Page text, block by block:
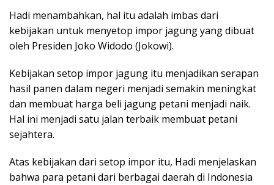
Hadi menambahkan, hal itu adalah imbas dari
kebijakan untuk menyetop impor jagung yang dibuat
oleh Presiden Joko Widodo (Jokowi).
Kebijakan setop impor jagung itu menjadikan serapan
hasil panen dalam negeri menjadi semakin meningkat
dan membuat harga beli jagung petani menjadi naik.
Hal ini menjadi satu jalan terbaik membuat petani
sejahtera.
Atas kebijakan dari setop impor itu, Hadi menjelaskan
bahwa para petani dari berbagai daerah di Indonesia